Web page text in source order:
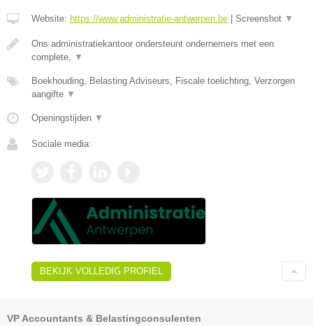
Website: https://www.administratie-antwerpen.be Screenshot ▼
Ons administratiekantoor ondersteunt ondernemers met een
complete, ▼
Boekhouding, Belasting Adviseurs, Fiscale toelichting, Verzorgen
aangifte ▼
Openingstijden ▼
Sociale media:
BEKIJK VOLLEDIG PROFIEL
VP Accountants & Belastingconsulenten